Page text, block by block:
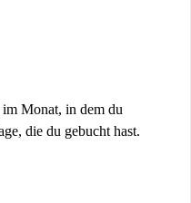
Monat, in dem du
die du gebucht hast.